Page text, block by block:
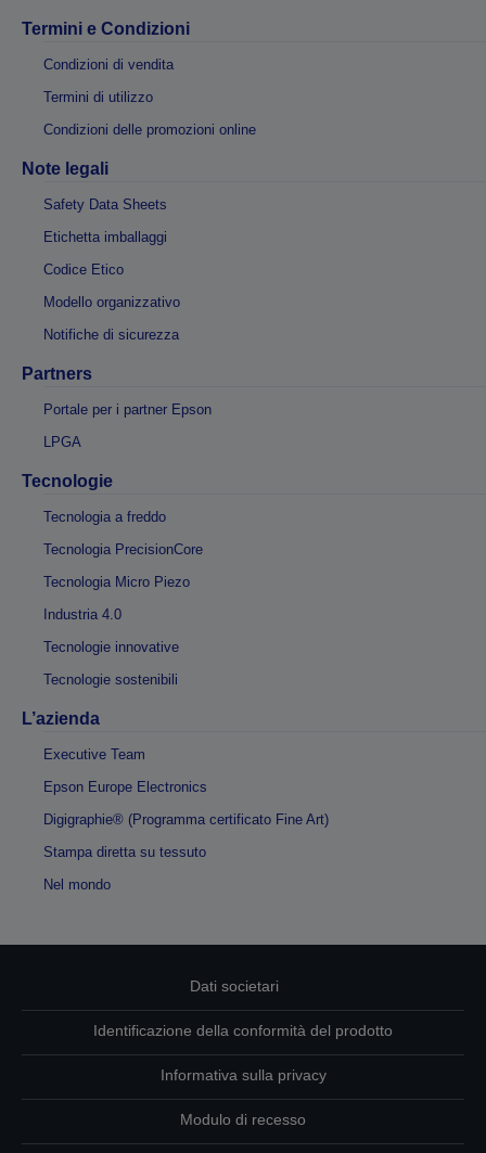
Termini e Condizioni
Condizioni di vendita
Termini di utilizzo
Condizioni delle promozioni online
Note legali
Safety Data Sheets
Etichetta imballaggi
Codice Etico
Modello organizzativo
Notifiche di sicurezza
Partners
Portale per i partner Epson
LPGA
Tecnologie
Tecnologia a freddo
Tecnologia PrecisionCore
Tecnologia Micro Piezo
Industria 4.0
Tecnologie innovative
Tecnologie sostenibili
L’azienda
Executive Team
Epson Europe Electronics
Digigraphie® (Programma certificato Fine Art)
Stampa diretta su tessuto
Nel mondo
Dati societari
Identificazione della conformità del prodotto
Informativa sulla privacy
Modulo di recesso